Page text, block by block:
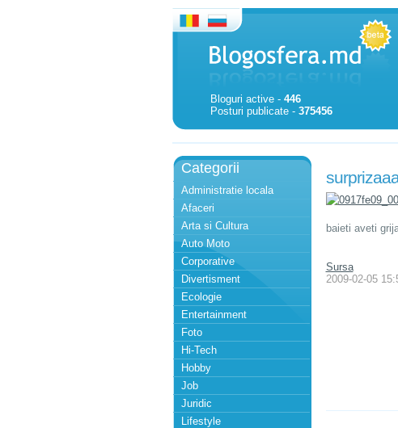
Bloguri active - 446
Posturi publicate - 375456
Categorii
Administratie locala
Afaceri
Arta si Cultura
Auto Moto
Corporative
Divertisment
Ecologie
Entertainment
Foto
Hi-Tech
Hobby
Job
Juridic
Lifestyle
baieti aveti
Sursa
2009-02-05